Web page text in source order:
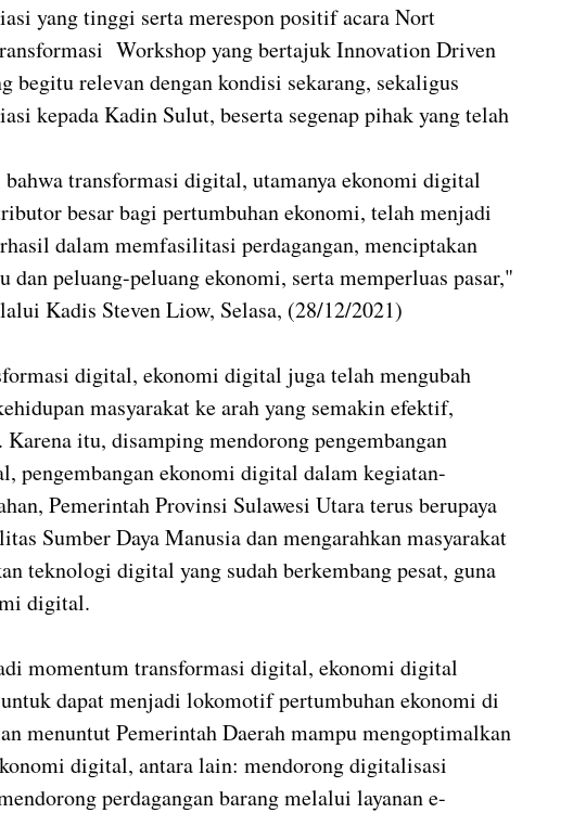
yang tinggi serta merespon positif acara Nort
Workshop yang bertajuk Innovation Driven
begitu relevan dengan kondisi sekarang, sekaligus
kepada Kadin Sulut, beserta segenap pihak yang telah
transformasi digital, utamanya ekonomi digital
besar bagi pertumbuhan ekonomi, telah menjadi
dalam memfasilitasi perdagangan, menciptakan
dan peluang-peluang ekonomi, serta memperluas pasar,"
Kadis Steven Liow, Selasa, (28/12/2021)
digital, ekonomi digital juga telah mengubah
masyarakat ke arah yang semakin efektif,
itu, disamping mendorong pengembangan
pengembangan ekonomi digital dalam kegiatan-
Pemerintah Provinsi Sulawesi Utara terus berupaya
Sumber Daya Manusia dan mengarahkan masyarakat
teknologi digital yang sudah berkembang pesat, guna
digital.
momentum transformasi digital, ekonomi digital
dapat menjadi lokomotif pertumbuhan ekonomi di
menuntut Pemerintah Daerah mampu mengoptimalkan
digital, antara lain: mendorong digitalisasi
perdagangan barang melalui layanan e-